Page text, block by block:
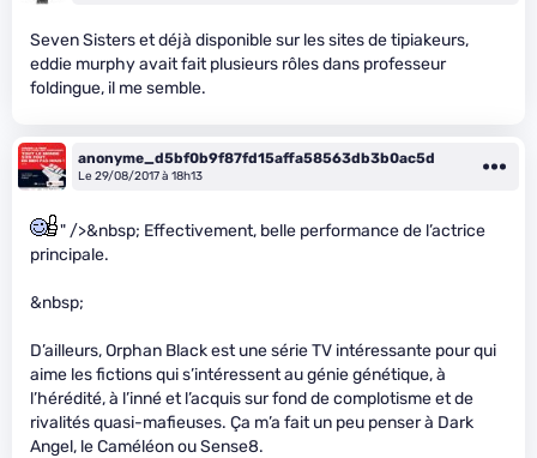
Seven Sisters et déjà disponible sur les sites de tipiakeurs,
eddie murphy avait fait plusieurs rôles dans professeur
foldingue, il me semble.
anonyme_d5bf0b9f87fd15affa58563db3b0ac5d
Le 29/08/2017 à 18h13
" />&nbsp; Effectivement, belle performance de l’actrice
principale.
&nbsp;
D’ailleurs, Orphan Black est une série TV intéressante pour qui
aime les fictions qui s’intéressent au génie génétique, à
l’hérédité, à l’inné et l’acquis sur fond de complotisme et de
rivalités quasi-mafieuses. Ça m’a fait un peu penser à Dark
Angel, le Caméléon ou Sense8.